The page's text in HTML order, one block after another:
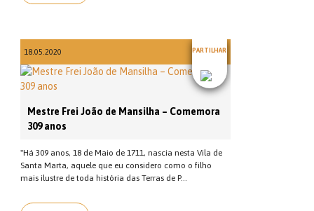
18.05.2020 PARTILHAR
Mestre Frei João de Mansilha – Comemora
309 anos
"Há 309 anos, 18 de Maio de 1711, nascia nesta Vila de
Santa Marta, aquele que eu considero como o filho
mais ilustre de toda história das Terras de P...